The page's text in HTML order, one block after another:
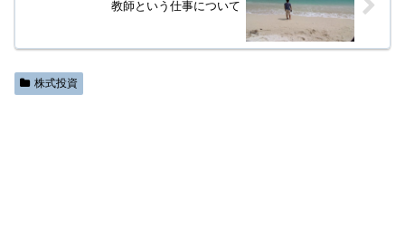
教師という仕事について
株式投資